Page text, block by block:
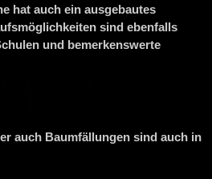
hat auch ein ausgebautes
sind ebenfalls
und bemerkenswerte
auch Baumfällungen sind auch in